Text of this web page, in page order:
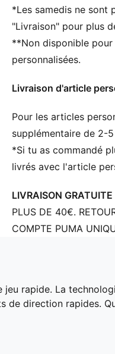
épais
DÉTAILS
Coupe régulière à
Coussin Variofoam
Pièce de stabilité pour
PUMA Enfant et
enfants âgés de 8 à
PUMA Enfant et
enfants âgés de 8 à 16
*Les samedis ne sont
"Livraison" pour plus
**Non disponible pour
personnalisées.
Livraison d'article
Pour les articles
supplémentaire de 2-
*Si tu as commandé
livrés avec l'article
LIVRAISON GRATUITE
PLUS DE 40€.
COMPTE PUMA
rapide. La
direction rapides.